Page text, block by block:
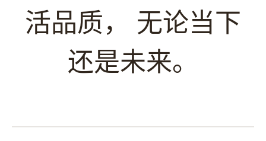
活品质， 无论当下
还是未来。